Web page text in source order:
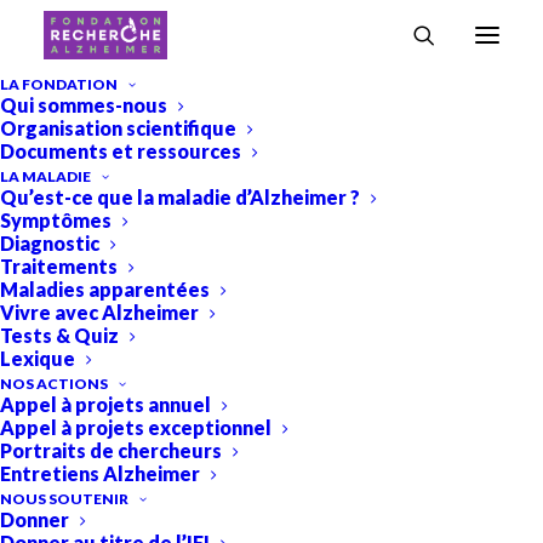
LA FONDATION
Qui sommes-nous
Organisation scientifique
Documents et ressources
LA MALADIE
Qu’est-ce que la maladie d’Alzheimer ?
Symptômes
Diagnostic
Traitements
Maladies apparentées
Vivre avec Alzheimer
Tests & Quiz
Lexique
NOS ACTIONS
Appel à projets annuel
Appel à projets exceptionnel
Portraits de chercheurs
Entretiens Alzheimer
NOUS SOUTENIR
Donner
Accueil›Arabella Bouzigues
Arabella Bouzigues
Mon projet de thèse a pour objectif de
comprendre comment la démence
frontotemporale, un groupe de maladies
neurodégénératives, affecte les réseaux
neuronaux dans le cerveau et quels effets